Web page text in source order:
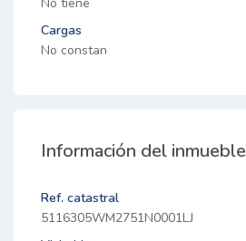
Cargas
No constan
Información del inmueble
Ref. catastral
5116305WM2751N0001LJ